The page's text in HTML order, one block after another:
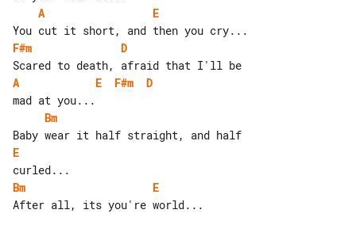
A
E
F#m
D
A
E F#m
D
Bm
E
Bm
E
After all, its you're world...